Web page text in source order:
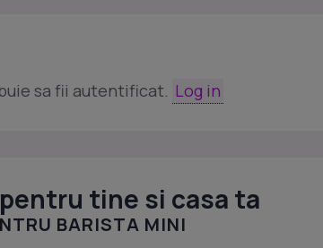
sa fii autentificat. Log in
tine si casa ta
BARISTA MINI